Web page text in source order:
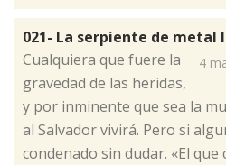
021- La serpiente de metal
4
​Cualquiera que fuere la
gravedad de las heridas,
y por inminente que sea la
al Salvador vivirá. Pero si
condenado sin dudar. «El que